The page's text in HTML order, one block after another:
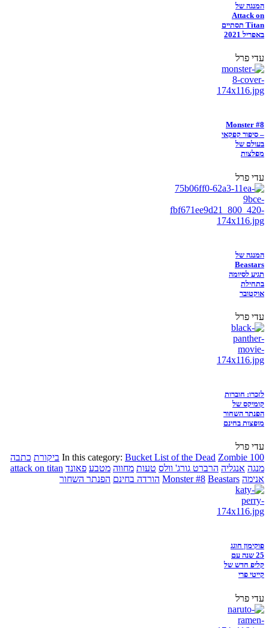
המנגה של
Attack on
Titan תסתיים
באפריל 2021
עדי פרל
Monster #8
– סיפור קפקאי
בעולם של
מפלצות
עדי פרל
המנגה של
Beastars
תגיע לסיומה
בתחילת
אוקטובר
עדי פרל
לזכרו: חוברות
קומיקס של
הפנתר השחור
מופצות בחינם
עדי פרל
In this category: Bucket List of the Dead Zombie 100 ביקורת כתבה
מנגה אנגליה הרברט גורג' וולס טעות מחווה מטבע פאונד attack on titan
אנימה
Monster #8 Beastars הורדה בחינם הפנתר השחור
פוקימון חוגג
25 שנה עם
קליפ חדש של
קייטי פרי
עדי פרל